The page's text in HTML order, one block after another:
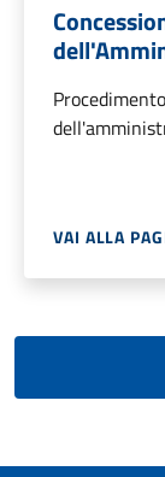
VAI ALLA